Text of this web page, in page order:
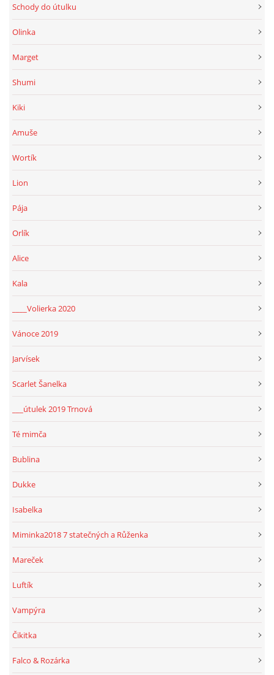
Schody do útulku
Olinka
Marget
Shumi
Kiki
Amuše
Wortík
Lion
Pája
Orlík
Alice
Kala
____Volierka 2020
Vánoce 2019
Jarvísek
Scarlet Šanelka
___útulek 2019 Trnová
Té mimča
Bublina
Dukke
Isabelka
Miminka2018 7 statečných a Růženka
Mareček
Luftík
Vampýra
Čikitka
Falco & Rozárka